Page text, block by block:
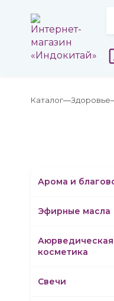
Каталог Здоровье
Арома и
Эфирные масла
Аюрведическая
косметика
Свечи